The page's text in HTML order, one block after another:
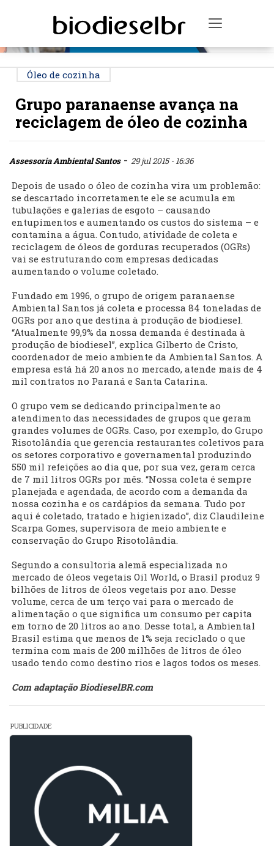
Toggle
Óleo de cozinha
Grupo paranaense avança na
reciclagem de óleo de cozinha
Assessoria Ambiental Santos- 29 jul 2015 - 16:36
Depois de usado o óleo de cozinha vira um problemão:
se descartado incorretamente ele se acumula em
tubulações e galerias de esgoto – causando
entupimentos e aumentando os custos do sistema – e
contamina a água. Contudo, atividade de coleta e
reciclagem de óleos de gorduras recuperados (OGRs)
vai se estruturando com empresas dedicadas
aumentando o volume coletado.
Fundado em 1996, o grupo de origem paranaense
Ambiental Santos já coleta e processa 84 toneladas de
OGRs por ano que destina à produção de biodiesel.
“Atualmente 99,9% da nossa demanda é destinada à
produção de biodiesel”, explica Gilberto de Cristo,
coordenador de meio ambiente da Ambiental Santos. A
empresa está há 20 anos no mercado, atende mais de 4
mil contratos no Paraná e Santa Catarina.
O grupo vem se dedicando principalmente ao
atendimento das necessidades de grupos que geram
grandes volumes de OGRs. Caso, por exemplo, do Grupo
Risotolândia que gerencia restaurantes coletivos para
os setores corporativo e governamental produzindo
550 mil refeições ao dia que, por sua vez, geram cerca
de 7 mil litros OGRs por mês. “Nossa coleta é sempre
planejada e agendada, de acordo com a demanda da
nossa cozinha e os cardápios da semana. Tudo por
aqui é coletado, tratado e higienizado”, diz Claudileine
Scarpa Gomes, supervisora de meio ambiente e
conservação do Grupo Risotolândia.
Segundo a consultoria alemã especializada no
mercado de óleos vegetais Oil World, o Brasil produz 9
bilhões de litros de óleos vegetais por ano. Desse
volume, cerca de um terço vai para o mercado de
alimentação o que significa um consumo per capita
em torno de 20 litros ao ano. Desse total, a Ambiental
Brasil estima que menos de 1% seja reciclado o que
termina com mais de 200 milhões de litros de óleo
usado tendo como destino rios e lagos todos os meses.
Com adaptação BiodieselBR.com
PUBLICIDADE